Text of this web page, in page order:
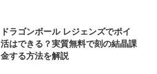
ドラゴンボール レジェンズでポイ
活はできる？実質無料で刻の結晶課
金する方法を解説